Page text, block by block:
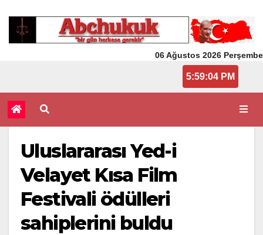
06 Ağustos 2026 Perşembe
5:59:04 PM
Uluslararası Yed-i
Velayet Kısa Film
Festivali ödülleri
sahiplerini buldu